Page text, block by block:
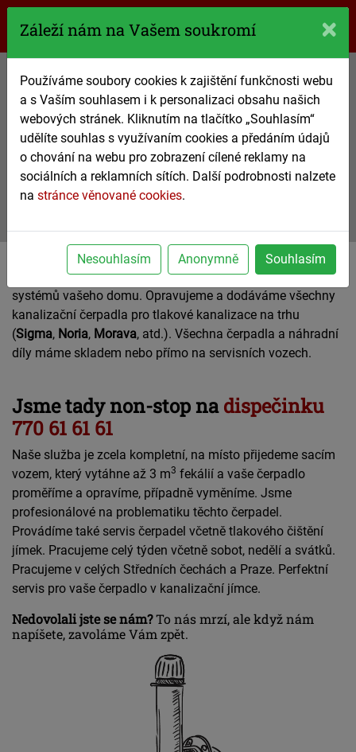
770 61 61 61
Kalová čerpadla
čerpadla pro tlakovou kanalizaci
770 61 61 61
Servis a výměna čerpadel pro tlakovou kanalizaci.
Okamžitý a komplexní servis pro čerpadla kanalizačních
systémů vašeho domu. Opravujeme a dodáváme všechny
kanalizační čerpadla pro tlakové kanalizace na trhu
(Sigma, Noria, Morava, atd.). Všechna čerpadla a náhradní
díly máme skladem nebo přímo na servisních vozech.
Jsme tady non-stop nadispečinku
770 61 61 61
Naše služba je zcela kompletní, na místo přijedeme sacím
vozem, který vytáhne až 3 m3 fekálií a vaše čerpadlo
proměříme a opravíme, případně vyměníme. Jsme
profesionálové na problematiku těchto čerpadel.
Provádíme také servis čerpadel včetně tlakového čištění
jímek. Pracujeme celý týden včetně sobot, nedělí a svátků.
Pracujeme v celých Středních čechách a Praze. Perfektní
servis pro vaše čerpadlo v kanalizační jímce.
Nedovolali jste se nám?To nás mrzí, ale když nám
napíšete, zavoláme Vám zpět.
Záleží nám na Vašem soukromí
Používáme soubory cookies k zajištění funkčnosti webu
a s Vaším souhlasem i k personalizaci obsahu našich
webových stránek. Kliknutím na tlačítko „Souhlasím“
udělíte souhlas s využívaním cookies a předáním údajů
o chování na webu pro zobrazení cílené reklamy na
sociálních a reklamních sítích. Další podrobnosti nalzete
na stránce věnované cookies.
Nesouhlasím Anonymně Souhlasím